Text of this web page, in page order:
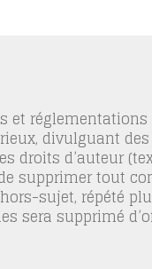
et
divulguant
droits d’auteur
supprimer tout
sujet, répété
sera supprimé